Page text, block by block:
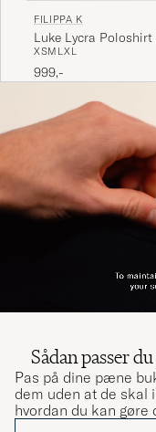
FILIPPA K
Luke Lycra Poloshirt
XSM LXL
999,-
Sådan passer
Pas på dine pæne
dem uden at de skal
hvordan du kan gøre